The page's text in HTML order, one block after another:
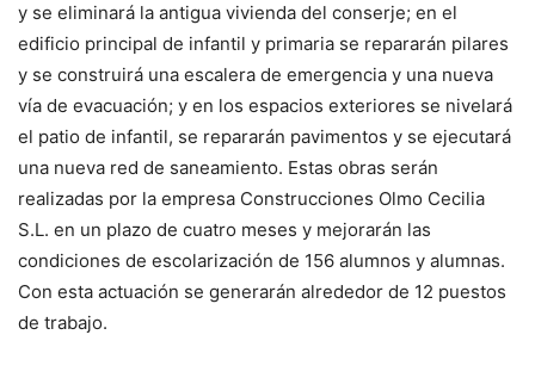
y se eliminará la antigua vivienda del conserje; en el
edificio principal de infantil y primaria se repararán pilares
y se construirá una escalera de emergencia y una nueva
vía de evacuación; y en los espacios exteriores se nivelará
el patio de infantil, se repararán pavimentos y se ejecutará
una nueva red de saneamiento. Estas obras serán
realizadas por la empresa Construcciones Olmo Cecilia
S.L. en un plazo de cuatro meses y mejorarán las
condiciones de escolarización de 156 alumnos y alumnas.
Con esta actuación se generarán alrededor de 12 puestos
de trabajo.